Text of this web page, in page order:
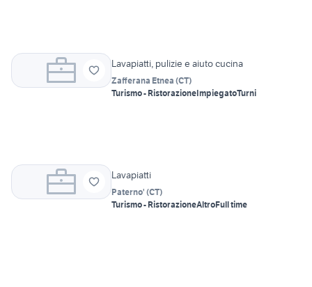
Lavapiatti, pulizie e aiuto cucina
Zafferana Etnea (CT)
Turismo - RistorazioneImpiegatoTurni
Lavapiatti
Paterno' (CT)
Turismo - RistorazioneAltroFull time